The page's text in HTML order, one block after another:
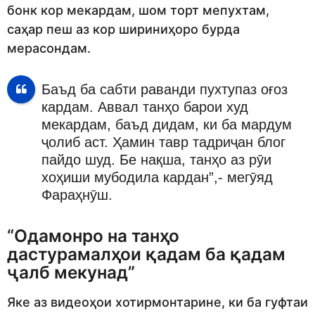
бонк кор мекардам, шом торт мепухтам,
саҳар пеш аз кор шириниҳоро бурда
мерасондам.
Баъд ба сабти раванди пухтупаз оғоз
кардам. Аввал танҳо барои худ
мекардам, баъд дидам, ки ба мардум
ҷолиб аст. Ҳамин тавр тадриҷан блог
пайдо шуд. Бе нақша, танҳо аз рӯи
хоҳиши мубодила кардан”,- мегӯяд
Фараҳнӯш.
“Одамонро на танҳо
дастурамалҳои қадам ба қадам
ҷалб мекунад”
Яке аз видеоҳои хотирмонтарине, ки ба гуфтаи